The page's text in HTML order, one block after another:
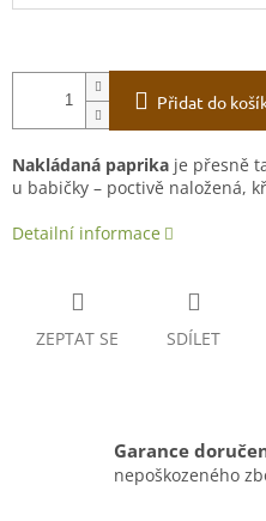
Přidat do
Nakládaná paprika je přesně
u babičky – poctivě naložená,
Detailní informace
ZEPTAT SE SDÍLET
Garance
nepoškozeného